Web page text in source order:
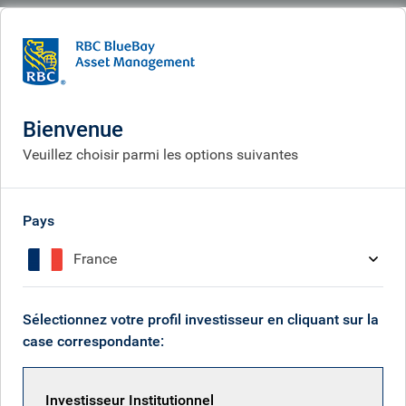
People Robert Lambert
Bienvenue
Veuillez choisir parmi les options suivantes
Pays
France
Sélectionnez votre profil investisseur en cliquant sur la
case correspondante:
Investisseur Institutionnel